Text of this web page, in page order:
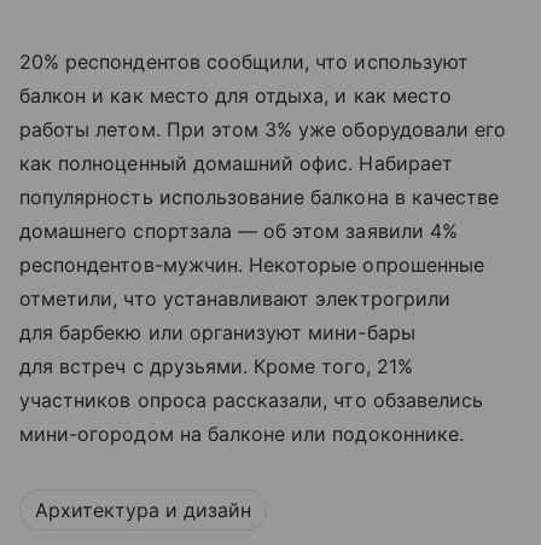
20% респондентов сообщили, что используют
балкон и как место для отдыха, и как место
работы летом. При этом 3% уже оборудовали его
как полноценный домашний офис. Набирает
популярность использование балкона в качестве
домашнего спортзала — об этом заявили 4%
респондентов-мужчин. Некоторые опрошенные
отметили, что устанавливают электрогрили
для барбекю или организуют мини-бары
для встреч с друзьями. Кроме того, 21%
участников опроса рассказали, что обзавелись
мини-огородом на балконе или подоконнике.
Архитектура и дизайн